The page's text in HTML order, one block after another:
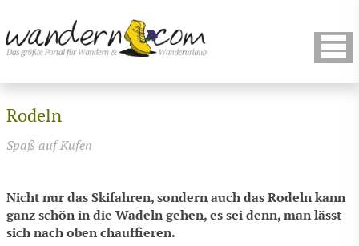
Rodeln
Spaß auf Kufen
Nicht nur das Skifahren, sondern auch das Rodeln kann
ganz schön in die Wadeln gehen, es sei denn, man lässt
sich nach oben chauffieren.